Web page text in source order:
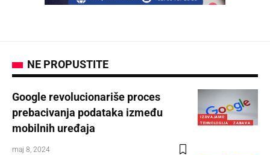
NE PROPUSTITE
IZDVAJAMO
TEHNOLOGIJA
ZABAVA
Google revolucionariše proces
prebacivanja podataka između
mobilnih uređaja
maj 8, 2024